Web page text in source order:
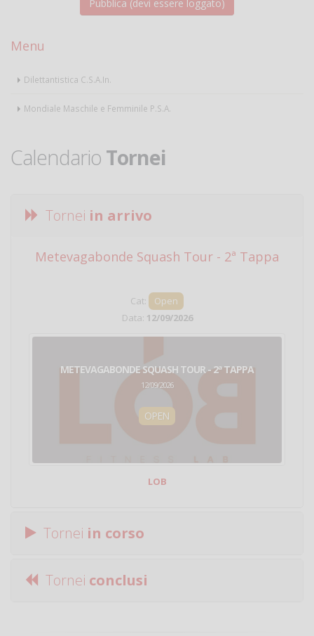
Menu
Dilettantistica C.S.A.In.
Mondiale Maschile e Femminile P.S.A.
Calendario Tornei
Tornei in arrivo
Metevagabonde Squash Tour - 2ª Tappa
Cat:
Open
Data: 12/09/2026
METEVAGABONDE SQUASH TOUR - 2ª TAPPA
12/09/2026
OPEN
LOB
Tornei in corso
Tornei conclusi